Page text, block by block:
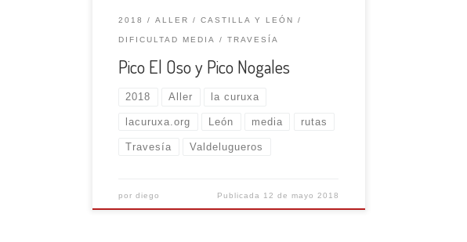
2018 ALLER CASTILLA Y LEÓN
DIFICULTAD MEDIA TRAVESÍA
Pico El Oso y Pico Nogales
2018 Aller la curuxa
lacuruxa.org León media rutas
Travesía Valdelugueros
pordiego Publicada 12 de mayo 2018